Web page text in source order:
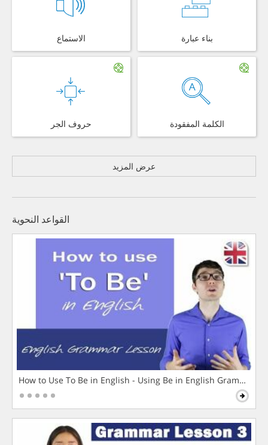
الاستماع بناء عبارة
حروف الجر الكلمة المفقودة
عرض المزيد
القواعد النحوية
How to Use To Be in English - Using Be in English Grammar